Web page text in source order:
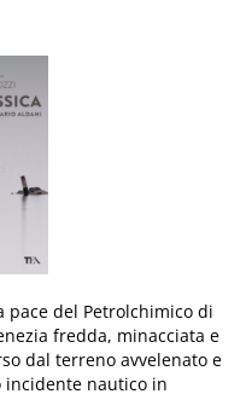
pace del Petrolchimico di
fredda, minacciata e
dal terreno avvelenato e
nautico in